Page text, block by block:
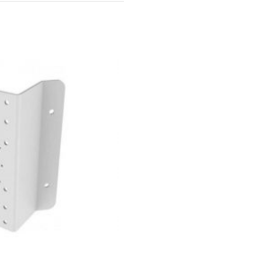
kívánságlistához